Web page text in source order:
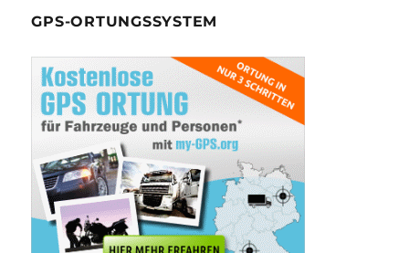
GPS-ORTUNGSSYSTEM